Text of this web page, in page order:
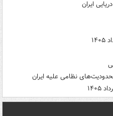
ایران
نظامی علیه ایران